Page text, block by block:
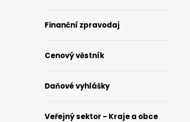
Finanční zpravodaj
Cenový věstník
Daňové vyhlášky
Veřejný sektor - Kraje a obce